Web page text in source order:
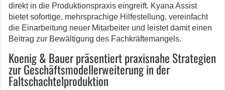
direkt in die Produktionspraxis eingreift. Kyana Assist
bietet sofortige, mehrsprachige Hilfestellung, vereinfacht
die Einarbeitung neuer Mitarbeiter und leistet damit einen
Beitrag zur Bewältigung des Fachkräftemangels.
Koenig & Bauer präsentiert praxisnahe Strategien
zur Geschäftsmodellerweiterung in der
Faltschachtelproduktion